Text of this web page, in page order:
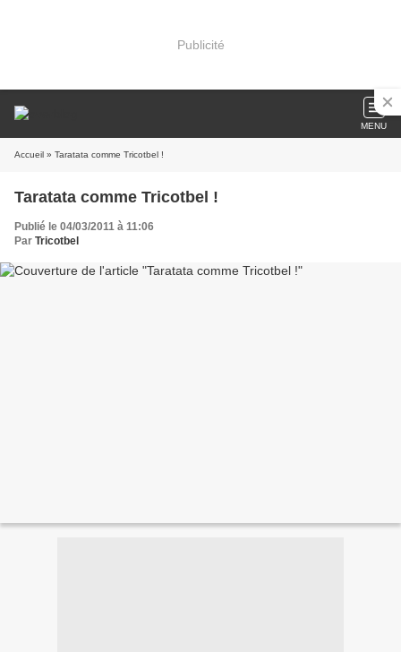
Publicité
MENU
Accueil » Taratata comme Tricotbel !
Taratata comme Tricotbel !
Publié le 04/03/2011 à 11:06
Par Tricotbel